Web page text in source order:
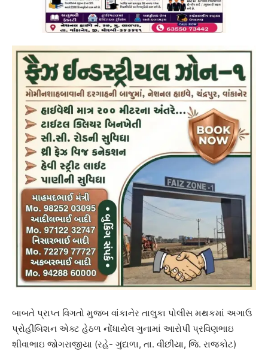
બાબતે પ્રાપ્ત વિગતો મુજબ વાંકાનેર તાલુકા પોલીસ મથકમાં અગાઉ
પ્રોહીબિશન એક્ટ હેઠળ નોંધાયેલ ગુનામાં આરોપી પ્રવિણભાઇ
શીવાભાઇ જોગરાજીયા (રહે- ગુંદાળા, તા. વીંછીયા, જિ. રાજકોટ)